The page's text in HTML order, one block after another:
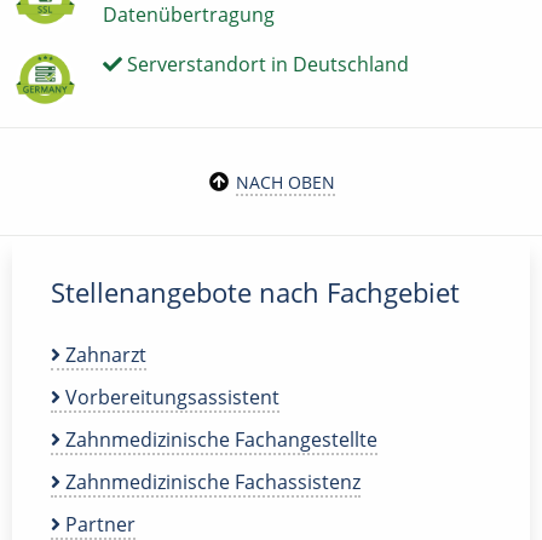
Datenübertragung
Serverstandort in Deutschland
NACH OBEN
Stellenangebote nach Fachgebiet
Zahnarzt
Vorbereitungsassistent
Zahnmedizinische Fachangestellte
Zahnmedizinische Fachassistenz
Partner